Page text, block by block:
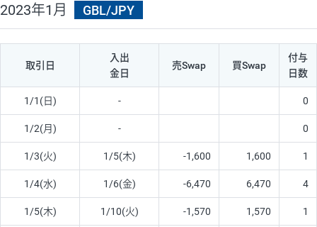
2023年1月 GBL/JPY
取引日
入出
金日
売Swap 買Swap
付与
日数
1/1(日) - 0
1/2(月) - 0
1/3(火) 1/5(木) -1,600 1,600 1
1/4(水) 1/6(金) -6,470 6,470 4
1/5(木) 1/10(火) -1,570 1,570 1